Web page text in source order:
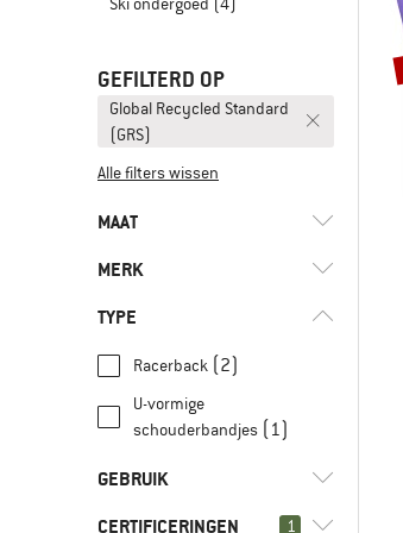
GEFILTERD OP
Global Recycled Standard
(GRS)
Alle filters wissen
MAAT
XS
MERK
INASKA(1)
TYPE
Racerback (2)
U-vormige
schouderbandjes
(1)
GEBRUIK
Fitness (2)
CERTIFICERINGEN 1